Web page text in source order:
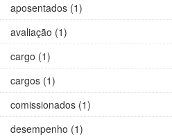
aposentados (1)
avaliação (1)
cargo (1)
cargos (1)
comissionados (1)
desempenho (1)